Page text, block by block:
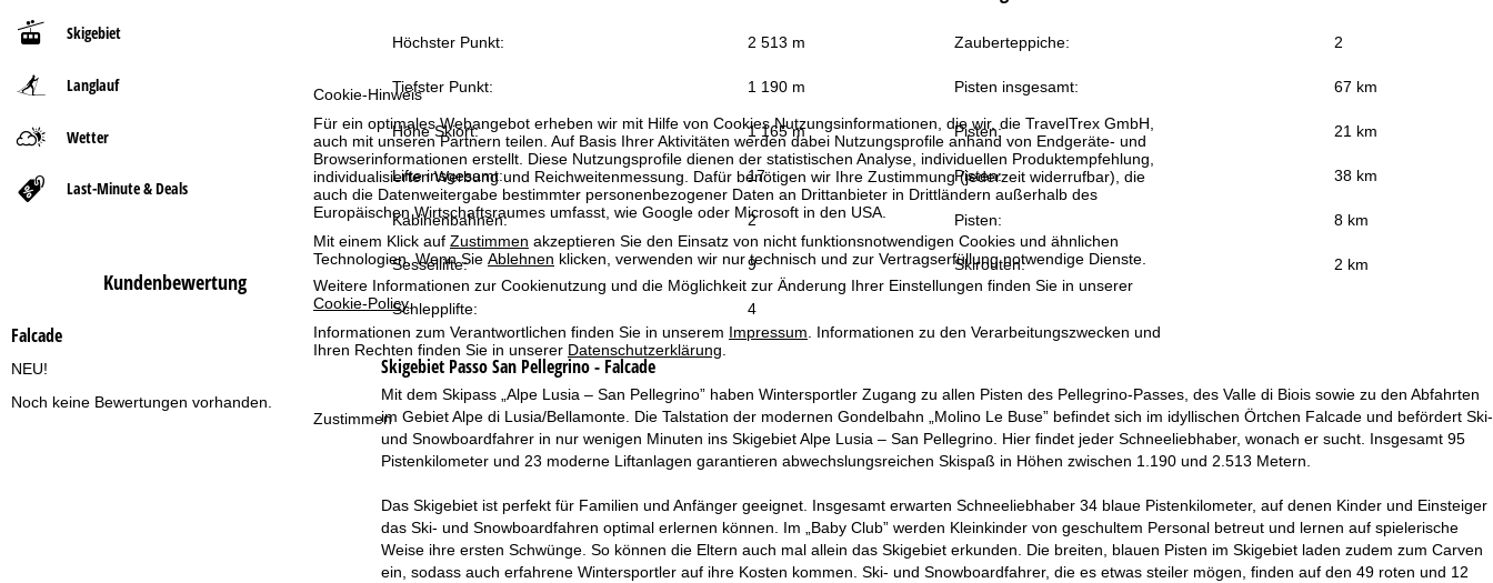
Cookie-Hinweis
Für ein optimales Webangebot erheben wir mit Hilfe von Cookies Nutzungsinformationen, die wir, die TravelTrex GmbH,
auch mit unseren Partnern teilen. Auf Basis Ihrer Aktivitäten werden dabei Nutzungsprofile anhand von Endgeräte- und
Browserinformationen erstellt. Diese Nutzungsprofile dienen der statistischen Analyse, individuellen Produktempfehlung,
individualisierten Werbung und Reichweitenmessung. Dafür benötigen wir Ihre Zustimmung (jederzeit widerrufbar), die
auch die Datenweitergabe bestimmter personenbezogener Daten an Drittanbieter in Drittländern außerhalb des
Europäischen Wirtschaftsraumes umfasst, wie Google oder Microsoft in den USA.
Mit einem Klick auf Zustimmen akzeptieren Sie den Einsatz von nicht funktionsnotwendigen Cookies und ähnlichen
Technologien. Wenn Sie Ablehnen klicken, verwenden wir nur technisch und zur Vertragserfüllung notwendige Dienste.
Weitere Informationen zur Cookienutzung und die Möglichkeit zur Änderung Ihrer Einstellungen finden Sie in unserer
Cookie-Policy.
Informationen zum Verantwortlichen finden Sie in unserem Impressum . Informationen zu den Verarbeitungszwecken und
Ihren Rechten finden Sie in unserer Datenschutzerklärung
Zustimmen
Skigebiet
Langlauf
Wetter
Last-Minute & Deals
Kundenbewertung
Falcade
NEU!
Noch keine Bewertungen vorhanden.
t
s
e
i
t
e
Höchster Punkt: 2 513 m Zauberteppiche: 2
Tiefster Punkt: 1 190 m Pisten insgesamt: 67 km
Höhe Skiort: 1 165 m Pisten: 21 km
Lifte insgesamt: 17 Pisten: 38 km
Kabinenbahnen: 2 Pisten: 8 km
Sessellifte: 9 Skirouten: 2 km
Schlepplifte: 4
Skigebiet Passo San Pellegrino - Falcade
Mit dem Skipass „Alpe Lusia – San Pellegrino” haben Wintersportler Zugang zu allen Pisten des Pellegrino-Passes, des Valle di Biois sowie zu den Abfahrten
im Gebiet Alpe di Lusia/Bellamonte. Die Talstation der modernen Gondelbahn „Molino Le Buse” befindet sich im idyllischen Örtchen Falcade und befördert Ski-
und Snowboardfahrer in nur wenigen Minuten ins Skigebiet Alpe Lusia – San Pellegrino. Hier findet jeder Schneeliebhaber, wonach er sucht. Insgesamt 95
Pistenkilometer und 23 moderne Liftanlagen garantieren abwechslungsreichen Skispaß in Höhen zwischen 1.190 und 2.513 Metern.
Das Skigebiet ist perfekt für Familien und Anfänger geeignet. Insgesamt erwarten Schneeliebhaber 34 blaue Pistenkilometer, auf denen Kinder und Einsteiger
das Ski- und Snowboardfahren optimal erlernen können. Im „Baby Club” werden Kleinkinder von geschultem Personal betreut und lernen auf spielerische
Weise ihre ersten Schwünge. So können die Eltern auch mal allein das Skigebiet erkunden. Die breiten, blauen Pisten im Skigebiet laden zudem zum Carven
ein, sodass auch erfahrene Wintersportler auf ihre Kosten kommen. Ski- und Snowboardfahrer, die es etwas steiler mögen, finden auf den 49 roten und 12